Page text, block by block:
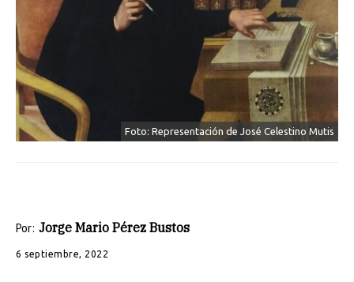
Foto: Representación de José Celestino Mutis
Por: Jorge Mario Pérez Bustos
6 septiembre, 2022